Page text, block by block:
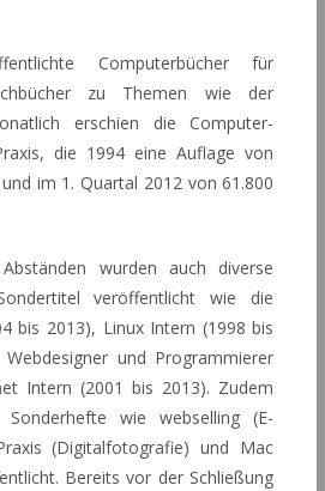
Computerbücher für
zu Themen wie der
erschien die Computer-
die 1994 eine Auflage von
im 1. Quartal 2012 von 61.800
wurden auch diverse
veröffentlicht wie die
bis 2013), Linux Intern (1998 bis
und Programmierer
Intern (2001 bis 2013). Zudem
Sonderhefte wie webselling (E-
(Digitalfotografie) und Mac
Bereits vor der Schließung